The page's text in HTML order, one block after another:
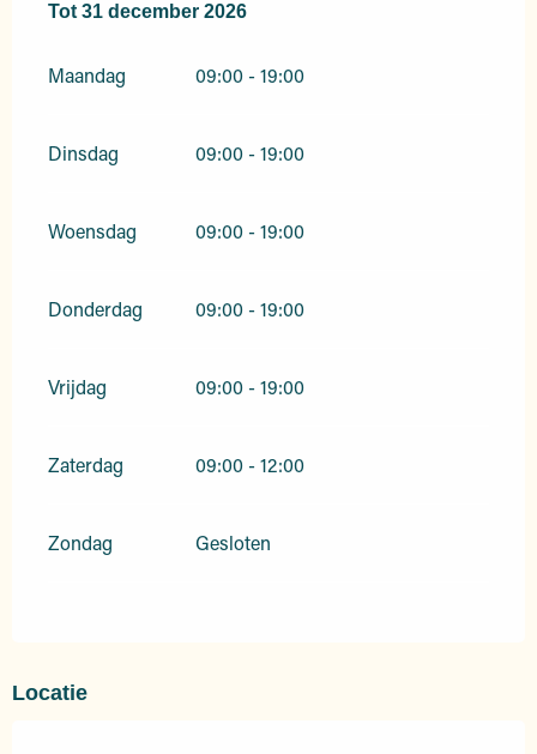
Vanaf2 januari 2026tot
Tot 31 december 2026
Maandag 09:00 - 19:00
Dinsdag 09:00 - 19:00
Woensdag 09:00 - 19:00
Donderdag 09:00 - 19:00
Vrijdag 09:00 - 19:00
Zaterdag 09:00 - 12:00
Zondag Gesloten
Locatie